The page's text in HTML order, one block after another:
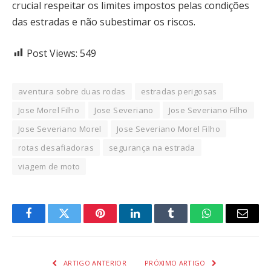
crucial respeitar os limites impostos pelas condições
das estradas e não subestimar os riscos.
Post Views: 549
aventura sobre duas rodas
estradas perigosas
Jose Morel Filho
Jose Severiano
Jose Severiano Filho
Jose Severiano Morel
Jose Severiano Morel Filho
rotas desafiadoras
segurança na estrada
viagem de moto
FacebookTwitter PinterestLinkedInTumblr WhatsAppEmail
ARTIGO ANTERIOR PRÓXIMO ARTIGO